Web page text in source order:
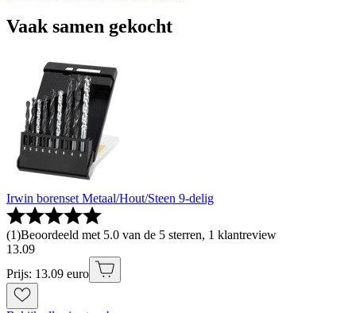
Vaak samen gekocht
Irwin borenset Metaal/Hout/Steen 9-delig
(1)Beoordeeld met 5.0 van de 5 sterren, 1 klantreview
13.09
Prijs: 13.09 euro